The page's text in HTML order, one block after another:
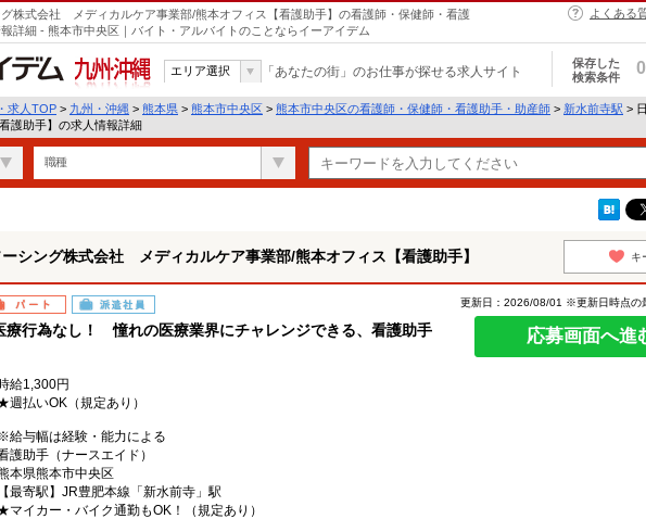
株式会社 メディカルケア事業部/熊本オフィス【看護助手】の看護師・保健師・看護
詳細 - 熊本市中央区｜バイト・アルバイトのことならイーアイデム
よくある
九州・沖縄
エリア選択 「あなたの街」のお仕事が探せる求人サイト
保存した
検索条件
0
求人TOP > 九州・沖縄 > 熊本県 > 熊本市中央区 > 熊本市中央区の看護師・保健師・看護助手・助産師 > 新水前寺駅 >
護助手】の求人情報詳細
職種
ーシング株式会社 メディカルケア事業部/熊本オフィス【看護助手】 キ
ト 派遣社員
行為なし！ 憧れの医療業界にチャレンジできる、看護助手
更新日：2026/08/01 ※更新日時点の
応募画面へ進
給1,300円
週払いOK（規定あり）
給与幅は経験・能力による
護助手（ナースエイド）
本県熊本市中央区
【最寄駅】JR豊肥本線「新水前寺」駅
マイカー・バイク通勤もOK！（規定あり）